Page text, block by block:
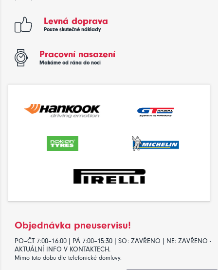
Levná doprava
Pouze skutečné náklady
Pracovní nasazení
Makáme od rána do noci
Objednávka pneuservisu!
PO–ČT 7:00–16:00 | PÁ 7:00–15:30 | SO: ZAVŘENO | NE: ZAVŘENO -
AKTUÁLNÍ INFO V KONTAKTECH.
Mimo tuto dobu dle telefonické domluvy.